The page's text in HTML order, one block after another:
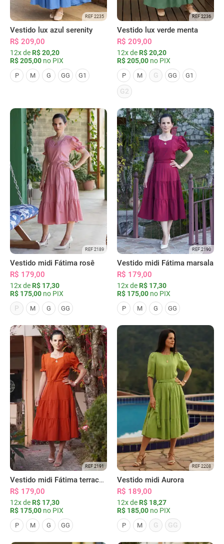
REF 2235
Vestido lux azul serenity
R$ 209,00
12x de R$ 20,20
R$ 205,00 no PIX
P M G GG G1
REF 2236
Vestido lux verde menta
R$ 209,00
12x de R$ 20,20
R$ 205,00 no PIX
P M G GG G1
G2
REF 2189
Vestido midi Fátima rosê
R$ 179,00
12x de R$ 17,30
R$ 175,00 no PIX
P
M G GG
REF 2190
Vestido midi Fátima marsala
R$ 179,00
12x de R$ 17,30
R$ 175,00 no PIX
P M G GG
REF 2191
Vestido midi Fátima terracota
R$ 179,00
12x de R$ 17,30
R$ 175,00 no PIX
P M G GG
REF 2208
Vestido midi Aurora
R$ 189,00
12x de R$ 18,27
R$ 185,00 no PIX
P M G GG